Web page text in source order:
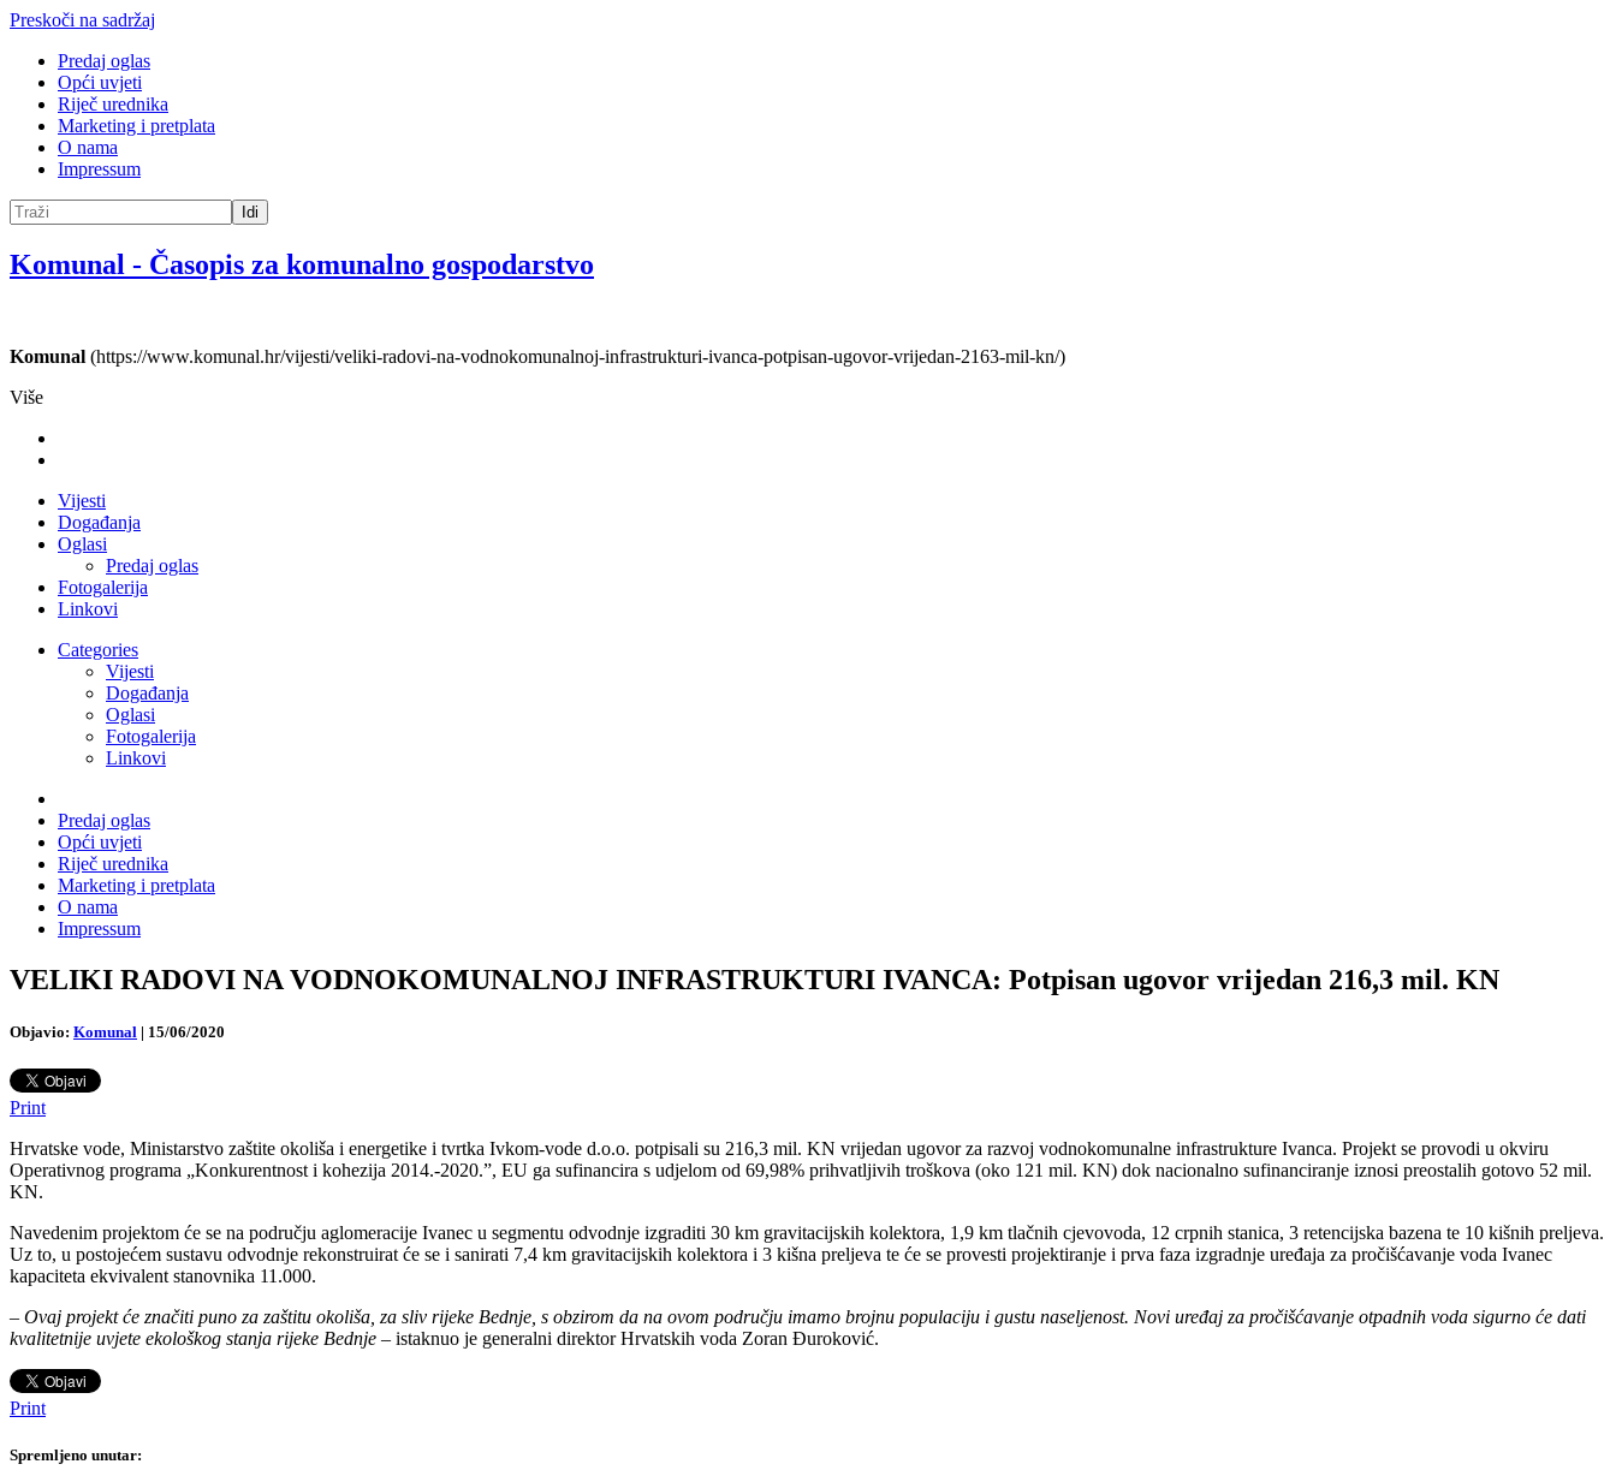
Preskoči na sadržaj
Predaj oglas
Opći uvjeti
Riječ urednika
Marketing i pretplata
O nama
Impressum
Idi
Komunal - Časopis za komunalno gospodarstvo
Komunal (https://www.komunal.hr/vijesti/veliki-radovi-na-vodnokomunalnoj-infrastrukturi-ivanca-potpisan-ugovor-vrijedan-2163-mil-kn/)
Više
Vijesti
Događanja
Oglasi
Predaj oglas
Fotogalerija
Linkovi
Categories
Vijesti
Događanja
Oglasi
Fotogalerija
Linkovi
Predaj oglas
Opći uvjeti
Riječ urednika
Marketing i pretplata
O nama
Impressum
VELIKI RADOVI NA VODNOKOMUNALNOJ INFRASTRUKTURI IVANCA: Potpisan ugovor vrijedan 216,3 mil. KN
Objavio: Komunal | 15/06/2020
Print
Hrvatske vode, Ministarstvo zaštite okoliša i energetike i tvrtka Ivkom-vode d.o.o. potpisali su 216,3 mil. KN vrijedan ugovor za razvoj vodnokomunalne infrastrukture Ivanca. Projekt se provodi u okviru
Operativnog programa „Konkurentnost i kohezija 2014.-2020.”, EU ga sufinancira s udjelom od 69,98% prihvatljivih troškova (oko 121 mil. KN) dok nacionalno sufinanciranje iznosi preostalih gotovo 52 mil.
KN.
Navedenim projektom će se na području aglomeracije Ivanec u segmentu odvodnje izgraditi 30 km gravitacijskih kolektora, 1,9 km tlačnih cjevovoda, 12 crpnih stanica, 3 retencijska bazena te 10 kišnih preljeva.
Uz to, u postojećem sustavu odvodnje rekonstruirat će se i sanirati 7,4 km gravitacijskih kolektora i 3 kišna preljeva te će se provesti projektiranje i prva faza izgradnje uređaja za pročišćavanje voda Ivanec
kapaciteta ekvivalent stanovnika 11.000.
– Ovaj projekt će značiti puno za zaštitu okoliša, za sliv rijeke Bednje, s obzirom da na ovom području imamo brojnu populaciju i gustu naseljenost. Novi uređaj za pročišćavanje otpadnih voda sigurno će dati
kvalitetnije uvjete ekološkog stanja rijeke Bednje – istaknuo je generalni direktor Hrvatskih voda Zoran Đuroković.
Print
Spremljeno unutar: